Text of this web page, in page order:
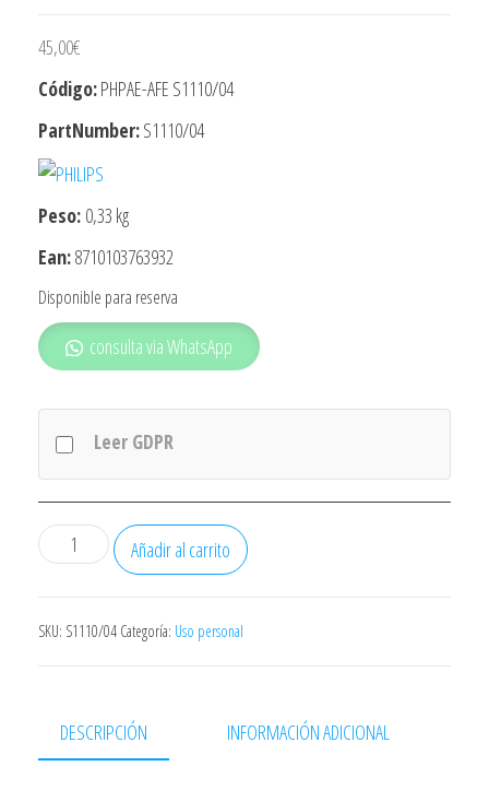
45,00€
Código:PHPAE-AFE S1110/04
PartNumber:S1110/04
Peso: 0,33 kg
Ean:8710103763932
Disponible para reserva
consulta via WhatsApp
Leer GDPR
AFEITADORA
EN
PHILIPS
CABEZALES
FLEX
Añadir al carrito
SKU: S1110/04 Categoría: Uso personal
DESCRIPCIÓN INFORMACIÓN ADICIONAL